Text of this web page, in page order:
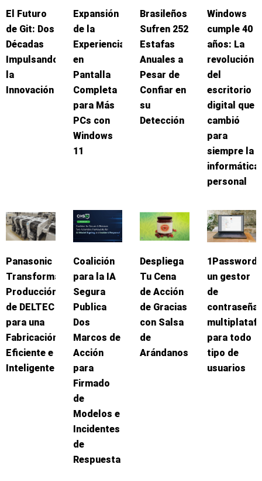
El Futuro
de Git: Dos
Décadas
Impulsando
la
Innovación
Expansión
de la
Experiencia
en
Pantalla
Completa
para Más
PCs con
Windows
11
Brasileños
Sufren 252
Estafas
Anuales a
Pesar de
Confiar en
su
Detección
Windows
cumple 40
años: La
revolución
del
escritorio
digital que
cambió
para
siempre la
informática
personal
Panasonic
Transforma
Producción
de DELTEC
para una
Fabricación
Eficiente e
Inteligente
Coalición
para la IA
Segura
Publica
Dos
Marcos de
Acción
para
Firmado
de
Modelos e
Incidentes
de
Respuesta
Despliega
Tu Cena
de Acción
de Gracias
con Salsa
de
Arándanos
1Password:
un gestor
de
para todo
tipo de
usuarios